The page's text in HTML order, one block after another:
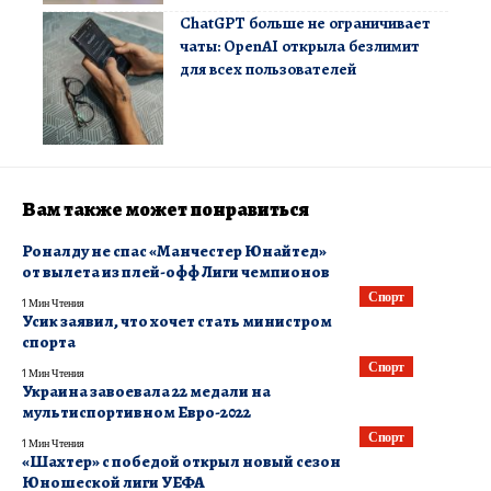
ChatGPT больше не ограничивает
чаты: OpenAI открыла безлимит
для всех пользователей
Вам также может понравиться
Спорт
Роналду не спас «Манчестер Юнайтед»
от вылета из плей-офф Лиги чемпионов
1 Мин Чтения
Спорт
Усик заявил, что хочет стать министром
спорта
1 Мин Чтения
Спорт
Украина завоевала 22 медали на
мультиспортивном Евро-2022
1 Мин Чтения
«Шахтер» с победой открыл новый сезон
Юношеской лиги УЕФА